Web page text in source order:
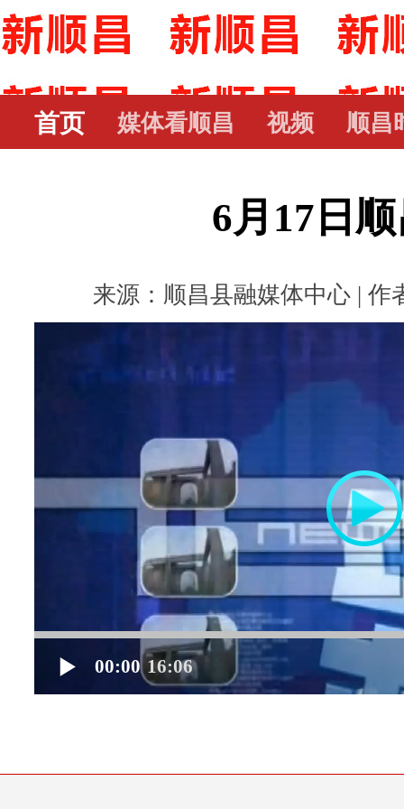
首页 媒体看顺昌 视频 顺昌
6月17日
来源：顺昌县融媒体中心 | 作
00:00 16:06